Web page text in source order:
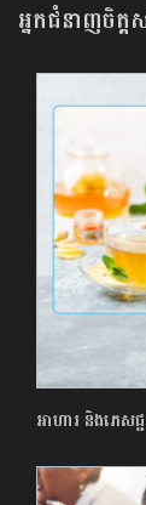
អ្នកជំនាញចិត្ត
អាហារ និងភេសជ្